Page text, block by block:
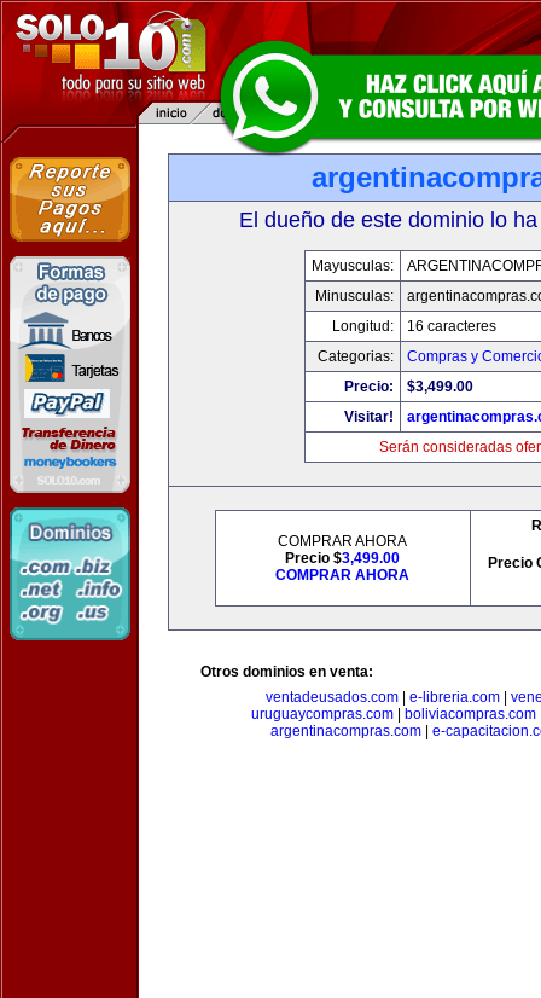
El dueño de este dominio lo
Mayusculas:
Minusculas:
Longitud:
16 caracteres
Categorias:
Compras y
Precio:
$3,499.00
Visitar!
Serán consideradas
COMPRAR AHORA
Precio $3,499.00
COMPRAR AHORA
Precio
Otros dominios en venta:
ventadeusados.com| e-libreria.com|
uruguaycompras.com| boliviacompras.com
argentinacompras.com| e-